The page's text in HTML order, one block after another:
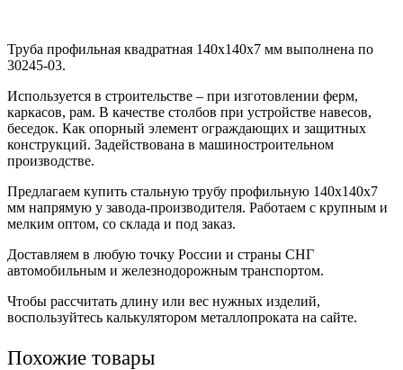
Труба профильная квадратная 140х140х7 мм выполнена по
30245-03.
Используется в строительстве – при изготовлении ферм,
каркасов, рам. В качестве столбов при устройстве навесов,
беседок. Как опорный элемент ограждающих и защитных
конструкций. Задействована в машиностроительном
производстве.
Предлагаем купить стальную трубу профильную 140х140х7
мм напрямую у завода-производителя. Работаем с крупным и
мелким оптом, со склада и под заказ.
Доставляем в любую точку России и страны СНГ
автомобильным и железнодорожным транспортом.
Чтобы рассчитать длину или вес нужных изделий,
воспользуйтесь калькулятором металлопроката на сайте.
Похожие товары